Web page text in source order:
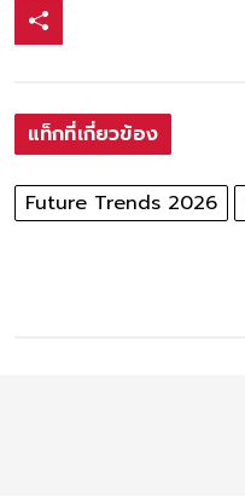
แท็กที่เกี่ยวข้อง
Future Trends 2026